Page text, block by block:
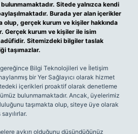
Sitede yalnızca kendi
Burada yer alan içerikler
olup, gerçek kurum ve kişiler hakkında
Gerçek kurum ve kişiler ile isim
Sitemizdeki bilgiler taslak
taşımazlar.
gereğince Bilgi Teknolojileri ve İletişim
bir Yer Sağlayıcı olarak hizmet
içerikleri proaktif olarak denetleme
bulunmamaktadır. Ancak, üyelerimiz
taşımakta olup, siteye üye olarak
aykırı olduğunu düşündüğünüz